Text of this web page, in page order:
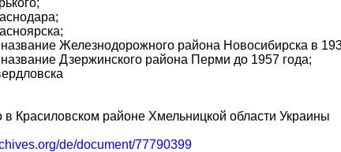
Железнодорожного района Новосибирска в
Дзержинского района Перми до 1957 года;
Красиловском районе Хмельницкой области Украины
de/document/77790399